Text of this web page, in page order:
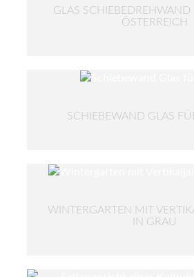
GLAS SCHIEBEDREHWAND
STERREICH
SCHIEBEWAND GLAS FÜR
WINTERGARTEN MIT
IN GRAU